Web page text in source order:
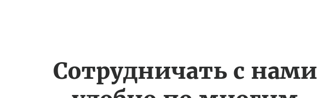
Сотрудничать с нами